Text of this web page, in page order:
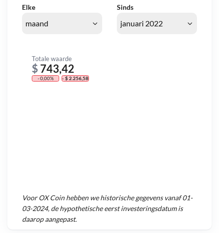
Elke Sinds
Totale waarde
$ 743,42
- 0,00% - $ 2.256,58
VoorOX Coinhebben we historische gegevens vanaf01-
03-2024, de hypothetische eerst investeringsdatum is
daarop aangepast.